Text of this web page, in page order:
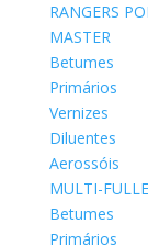
RANGERS
MASTER
Betumes
Primários
Vernizes
Diluentes
Aerossóis
MULTI-
Betumes
Primários